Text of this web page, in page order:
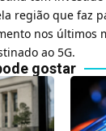
região que faz
nos últimos
ao 5G.
gostar